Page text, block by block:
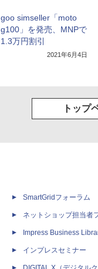
goo simseller「moto
g100」を発売、MNPで
1.3万円割引
2021年6月4日
トップ
SmartGridフォーラム
ネットショップ担当者
Impress Business
インプレスセミナー